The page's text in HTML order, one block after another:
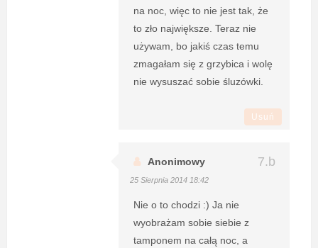
na noc, więc to nie jest tak, że
to zło największe. Teraz nie
używam, bo jakiś czas temu
zmagałam się z grzybica i wolę
nie wysuszać sobie śluzówki.
Usuń
Anonimowy
25 Sierpnia 2014 18:42
Nie o to chodzi :) Ja nie
wyobrażam sobie siebie z
tamponem na całą noc, a